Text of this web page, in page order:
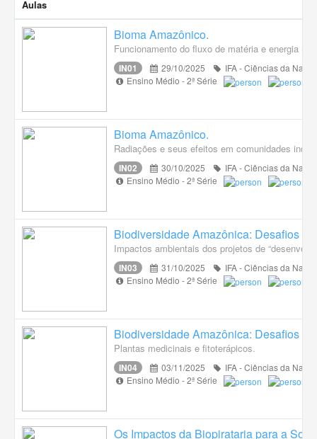
Aulas
Bioma Amazônico.
Funcionamento do fluxo de matéria e energia
IN01 29/10/2025
IFA - Ciências da
Ensino Médio - 2ª Série
Bioma Amazônico.
Radiações e seus efeitos em comunidades
IN02 30/10/2025
IFA - Ciências da
Ensino Médio - 2ª Série
Biodiversidade Amazônica: Desafios e
Impactos ambientais dos projetos de
IN03 31/10/2025
IFA - Ciências da
Ensino Médio - 2ª Série
Biodiversidade Amazônica: Desafios e
Plantas medicinais e fitoterápicos.
IN04 03/11/2025
IFA - Ciências da
Ensino Médio - 2ª Série
Os Impactos da Biopirataria para a